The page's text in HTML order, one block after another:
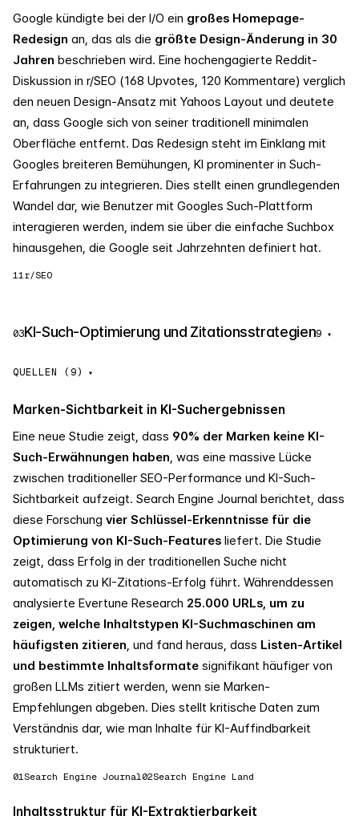
Google kündigte bei der I/O ein großes Homepage-
Redesign an, das als die größte Design-Änderung in 30
Jahren beschrieben wird. Eine hochengagierte Reddit-
Diskussion in r/SEO (168 Upvotes, 120 Kommentare) verglich
den neuen Design-Ansatz mit Yahoos Layout und deutete
an, dass Google sich von seiner traditionell minimalen
Oberfläche entfernt. Das Redesign steht im Einklang mit
Googles breiteren Bemühungen, KI prominenter in Such-
Erfahrungen zu integrieren. Dies stellt einen grundlegenden
Wandel dar, wie Benutzer mit Googles Such-Plattform
interagieren werden, indem sie über die einfache Suchbox
hinausgehen, die Google seit Jahrzehnten definiert hat.
11r/SEO
03KI-Such-Optimierung und Zitationsstrategien9 ▾
QUELLEN (9)
Marken-Sichtbarkeit in KI-Suchergebnissen
Eine neue Studie zeigt, dass 90% der Marken keine KI-
Such-Erwähnungen haben, was eine massive Lücke
zwischen traditioneller SEO-Performance und KI-Such-
Sichtbarkeit aufzeigt. Search Engine Journal berichtet, dass
diese Forschung vier Schlüssel-Erkenntnisse für die
Optimierung von KI-Such-Features liefert. Die Studie
zeigt, dass Erfolg in der traditionellen Suche nicht
automatisch zu KI-Zitations-Erfolg führt. Währenddessen
analysierte Evertune Research 25.000 URLs, um zu
zeigen, welche Inhaltstypen KI-Suchmaschinen am
häufigsten zitieren, und fand heraus, dass Listen-Artikel
und bestimmte Inhaltsformate signifikant häufiger von
großen LLMs zitiert werden, wenn sie Marken-
Empfehlungen abgeben. Dies stellt kritische Daten zum
Verständnis dar, wie man Inhalte für KI-Auffindbarkeit
strukturiert.
01Search Engine Journal02Search Engine Land
Inhaltsstruktur für KI-Extraktierbarkeit